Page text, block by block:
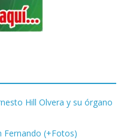
Hill Olvera y su órgano
Fernando (+Fotos)